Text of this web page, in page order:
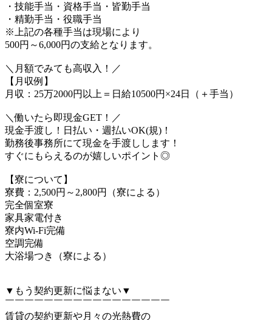
・技能手当・資格手当・皆勤手当
・精勤手当・役職手当
※上記の各種手当は現場により
500円～6,000円の支給となります。
＼月額でみても高収入！／
【月収例】
月収：25万2000円以上＝日給10500円×24日（＋手当）
＼働いたら即現金GET！／
現金手渡し！日払い・週払いOK(規)！
勤務後事務所にて現金を手渡しします！
すぐにもらえるのが嬉しいポイント◎
【寮について】
寮費：2,500円～2,800円（寮による）
完全個室寮
家具家電付き
寮内Wi-Fi完備
空調完備
大浴場つき（寮による）
▼もう契約更新に悩まない▼
￣￣￣￣￣￣￣￣￣￣￣￣￣￣￣￣￣
賃貸の契約更新や月々の光熱費の